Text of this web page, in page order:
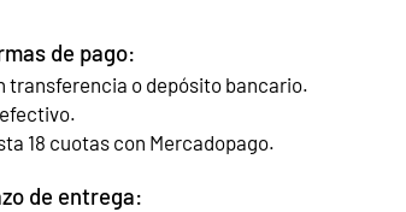
de pago:
transferencia o depósito bancario.
18 cuotas con Mercadopago.
de entrega: